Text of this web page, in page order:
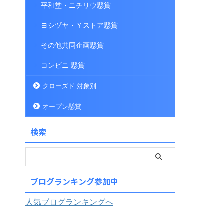
平和堂・ニチリウ懸賞
ヨシヅヤ・Ｙストア懸賞
その他共同企画懸賞
コンビニ 懸賞
クローズド 対象別
オープン懸賞
検索
ブログランキング参加中
人気ブログランキングへ